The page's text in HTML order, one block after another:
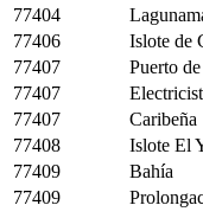
77404
77406
Islote de
77407
Puerto
77407
77407
Caribeña
77408
Islote El
77409
Bahía
77409